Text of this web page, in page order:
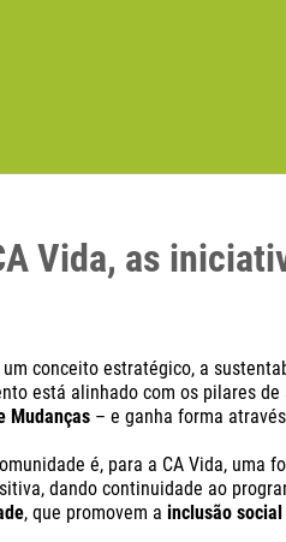
Vida, as
um conceito estratégico, a
está alinhado com os pilares
Mudanças – e ganha forma
é, para a CA Vida, uma
dando continuidade ao
, que promovem ainclusão